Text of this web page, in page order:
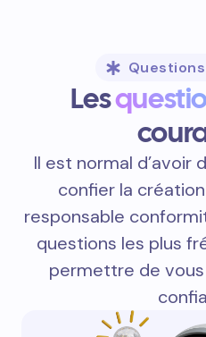
Les
Il est normal d’avoir
confier la
responsable
questions les plus
permettre de